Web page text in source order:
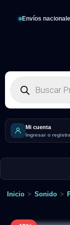
Envíos
Mi cuenta
Ingresar o
Inicio > Sonido >